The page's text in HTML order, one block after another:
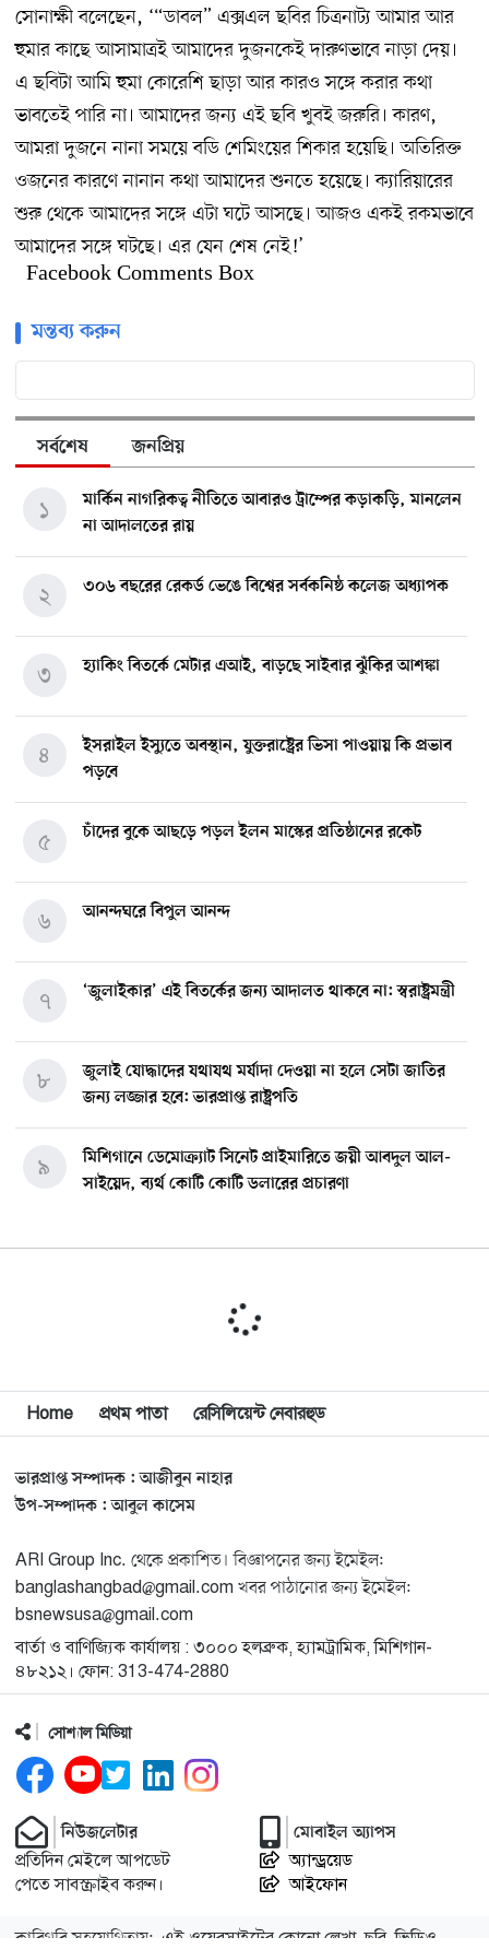
সোনাক্ষী বলেছেন, ‘“ডাবল” এক্সএল ছবির চিত্রনাট্য আমার আর
হুমার কাছে আসামাত্রই আমাদের দুজনকেই দারুণভাবে নাড়া দেয়।
এ ছবিটা আমি হুমা কোরেশি ছাড়া আর কারও সঙ্গে করার কথা
ভাবতেই পারি না। আমাদের জন্য এই ছবি খুবই জরুরি। কারণ,
আমরা দুজনে নানা সময়ে বডি শেমিংয়ের শিকার হয়েছি। অতিরিক্ত
ওজনের কারণে নানান কথা আমাদের শুনতে হয়েছে। ক্যারিয়ারের
শুরু থেকে আমাদের সঙ্গে এটা ঘটে আসছে। আজও একই রকমভাবে
আমাদের সঙ্গে ঘটছে। এর যেন শেষ নেই!’
Facebook Comments Box
মন্তব্য করুন
সর্বশেষ জনপ্রিয়
মার্কিন নাগরিকত্ব নীতিতে আবারও ট্রাম্পের কড়াকড়ি, মানলেন
না আদালতের রায়
১
৩০৬ বছরের রেকর্ড ভেঙে বিশ্বের সর্বকনিষ্ঠ কলেজ অধ্যাপক
২
হ্যাকিং বিতর্কে মেটার এআই, বাড়ছে সাইবার ঝুঁকির আশঙ্কা
৩
ইসরাইল ইস্যুতে অবস্থান, যুক্তরাষ্ট্রের ভিসা পাওয়ায় কি প্রভাব
পড়বে
৪
চাঁদের বুকে আছড়ে পড়ল ইলন মাস্কের প্রতিষ্ঠানের রকেট
৫
আনন্দঘরে বিপুল আনন্দ
৬
‘জুলাইকার’ এই বিতর্কের জন্য আদালত থাকবে না: স্বরাষ্ট্রমন্ত্রী
৭
জুলাই যোদ্ধাদের যথাযথ মর্যাদা দেওয়া না হলে সেটা জাতির
জন্য লজ্জার হবে: ভারপ্রাপ্ত রাষ্ট্রপতি
৮
মিশিগানে ডেমোক্র্যাট সিনেট প্রাইমারিতে জয়ী আবদুল আল-
সাইয়েদ, ব্যর্থ কোটি কোটি ডলারের প্রচারণা
৯
মিশিগানে দক্ষিণ সুরমা ওয়েলফেয়ার অ্যাসোসিয়েশনের
১০
বিশ্বজুড়ে কূটনৈতিক পুনর্বিন্যাস, ৫ অঞ্চলে মিশন বন্ধ করছে
মিশিগানে ফ্রেন্ডস এন্ড ফ্যামিলির বনভোজনে প্রাণের উচ্ছ্বাস
১২
মিশিগানে ডেমোক্র্যাটদের প্রাইমারিতে আল-সাইয়েদকে হারাতে
১৩
মুনা দাওয়াহ কনফারেন্স ২০২৬ সম্পর্কে প্রেস ব্রিফিং
১৪
শেখ হাসিনার সঙ্গে সংবাদ সম্মেলনে থাকছেন সাকিব আল
হাসান
১৫
চাপ বাড়াচ্ছে ইরান
১৬
ট্রাম্প অর্গানাইজেশনের হিসাব বন্ধের কারণ জানাল ক্যাপিটাল
ওয়ান
১৭
১৮
Home প্রথম পাতা রেসিলিয়েন্ট নেবারহুড
ভারপ্রাপ্ত সম্পাদক : আজীবুন নাহার
উপ-সম্পাদক : আবুল কাসেম
ARI Group Inc. থেকে প্রকাশিত। বিজ্ঞাপনের জন্য ইমেইল:
banglashangbad@gmail.com খবর পাঠানোর জন্য ইমেইল:
bsnewsusa@gmail.com
বার্তা ও বাণিজ্যিক কার্যালয় : ৩০০০ হলব্রুক, হ্যামট্রামিক, মিশিগান-
৪৮২১২। ফোন: 313-474-2880
সোশ্যাল মিডিয়া
নিউজলেটার
প্রতিদিন মেইলে আপডেট
পেতে সাবস্ক্রাইব করুন।
মোবাইল অ্যাপস
অ্যান্ড্রয়েড
আইফোন
কারিগরি সহযোগিতায়: এই ওয়েবসাইটের কোনো লেখা, ছবি, ভিডিও